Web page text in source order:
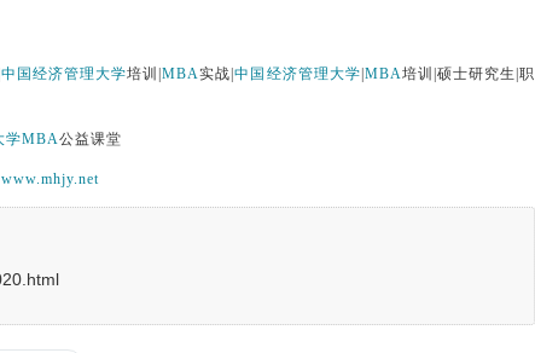
中国经济管理大学培训|MBA实战|中国经济管理大学 MBA培训|硕士研究生|职
学MBA公益课堂
www.mhjy.net